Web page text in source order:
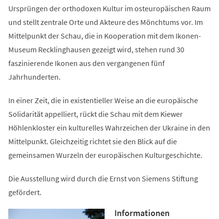
Ursprüngen der orthodoxen Kultur im osteuropäischen Raum
und stellt zentrale Orte und Akteure des Mönchtums vor. Im
Mittelpunkt der Schau, die in Kooperation mit dem Ikonen-
Museum Recklinghausen gezeigt wird, stehen rund 30
faszinierende Ikonen aus den vergangenen fünf
Jahrhunderten.
In einer Zeit, die in existentieller Weise an die europäische
Solidarität appelliert, rückt die Schau mit dem Kiewer
Höhlenkloster ein kulturelles Wahrzeichen der Ukraine in den
Mittelpunkt. Gleichzeitig richtet sie den Blick auf die
gemeinsamen Wurzeln der europäischen Kulturgeschichte.
Die Ausstellung wird durch die Ernst von Siemens Stiftung
gefördert.
Informationen